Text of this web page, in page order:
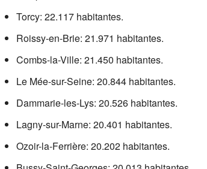
Torcy: 22.117 habitantes.
Roissy-en-Brie: 21.971 habitantes.
Combs-la-Ville: 21.450 habitantes.
Le Mée-sur-Seine: 20.844 habitantes.
Dammarie-les-Lys: 20.526 habitantes.
Lagny-sur-Marne: 20.401 habitantes.
Ozoir-la-Ferrière: 20.202 habitantes.